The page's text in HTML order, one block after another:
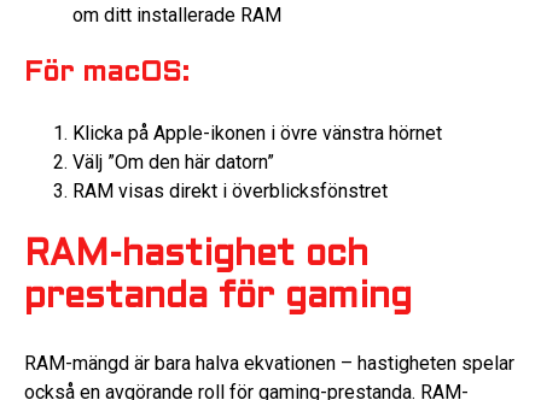
om ditt installerade RAM
För macOS:
Klicka på Apple-ikonen i övre vänstra hörnet
Välj ”Om den här datorn”
RAM visas direkt i överblicksfönstret
RAM-hastighet och
prestanda för gaming
RAM-mängd är bara halva ekvationen – hastigheten spelar
också en avgörande roll för gaming-prestanda. RAM-